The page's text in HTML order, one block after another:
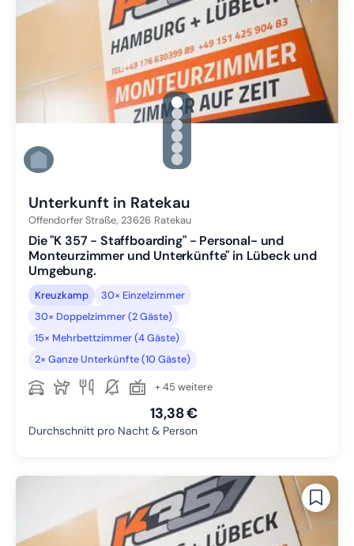
gallery.slide_selector
Zu Slide 1 wechseln
Zu Slide 2 wechseln
Zu Slide 3 wechseln
Zu Slide 4 wechseln
Zu Slide 5 wechseln
Zu Slide 6 wechseln
Unterkunft in Ratekau
Offendorfer Straße, 23626 Ratekau
Die "K 357 - Staffboarding" - Personal- und
Monteurzimmer und Unterkünfte" in Lübeck und
Umgebung.
Kreuzkamp
30× Einzelzimmer
30× Doppelzimmer (2 Gäste)
15× Mehrbettzimmer (4 Gäste)
2× Ganze Unterkünfte (10 Gäste)
+ 45 weitere
13,38 €
Durchschnitt pro Nacht & Person